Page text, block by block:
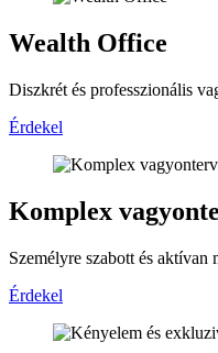
Wealth Office
Diszkrét és professzionális
Érdekel
Komplex
Személyre szabott és aktívan
Érdekel